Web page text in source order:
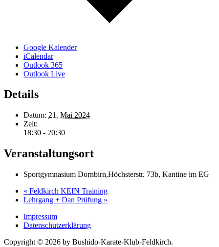
Google Kalender
iCalendar
Outlook 365
Outlook Live
Details
Datum: 21. Mai 2024
Zeit:
18:30 - 20:30
Veranstaltungsort
Sportgymnasium Dornbirn,Höchsterstr. 73b, Kantine im EG
« Feldkirch KEIN Training
Lehrgang + Dan Prüfung »
Impressum
Datenschutzerklärung
Copyright © 2026 by Bushido-Karate-Klub-Feldkirch.